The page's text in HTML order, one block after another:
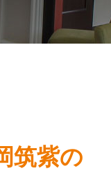
筑紫の